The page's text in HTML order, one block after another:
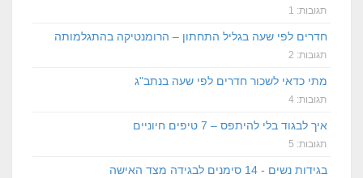
תגובות: 1
חדרים לפי שעה בגליל התחתון – הרומנטיקה בהתגלמותה
תגובות: 2
מתי כדאי לשכור חדרים לפי שעה בנתב"ג
תגובות: 4
איך לבגוד בלי להיתפס – 7 טיפים חיוניים
תגובות: 5
בגידות נשים - 14 סימנים לבגידה מצד האישה